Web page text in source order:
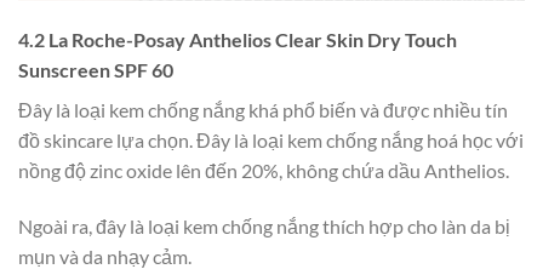
4.2 La Roche-Posay Anthelios Clear Skin Dry Touch
Sunscreen SPF 60
Đây là loại kem chống nắng khá phổ biến và được nhiều tín
đồ skincare lựa chọn. Đây là loại kem chống nắng hoá học với
nồng độ zinc oxide lên đến 20%, không chứa dầu Anthelios.
Ngoài ra, đây là loại kem chống nắng thích hợp cho làn da bị
mụn và da nhạy cảm.